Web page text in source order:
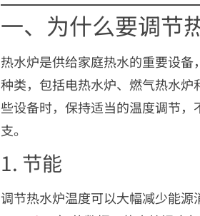
一、为什么要调节
热水炉是供给家庭热水的重要设
种类，包括电热水炉、燃气热水
些设备时，保持适当的温度调节
支。
1. 节能
调节热水炉温度可以大幅减少能